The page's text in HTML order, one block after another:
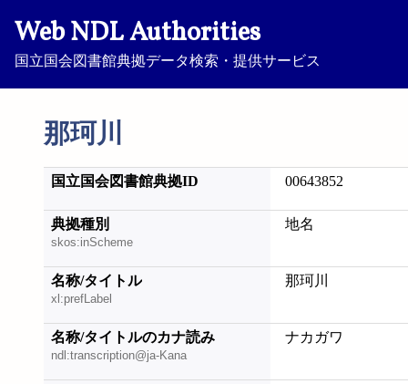
Web NDL Authorities
国立国会図書館典拠データ検索・提供サービス
那珂川
国立国会図書館典拠ID 00643852
典拠種別
skos:inScheme
地名
名称/タイトル
xl:prefLabel
那珂川
名称/タイトルのカナ読み
ndl:transcription@ja-Kana
ナカガワ